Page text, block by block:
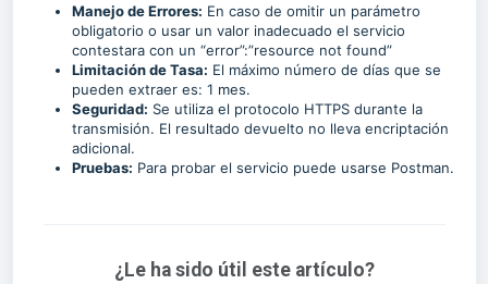
Manejo de Errores: En caso de omitir un parámetro
obligatorio o usar un valor inadecuado el servicio
contestara con un “error”:”resource not found”
Limitación de Tasa: El máximo número de días que se
pueden extraer es: 1 mes.
Seguridad: Se utiliza el protocolo HTTPS durante la
transmisión. El resultado devuelto no lleva encriptación
adicional.
Pruebas: Para probar el servicio puede usarse Postman.
¿Le ha sido útil este artículo?